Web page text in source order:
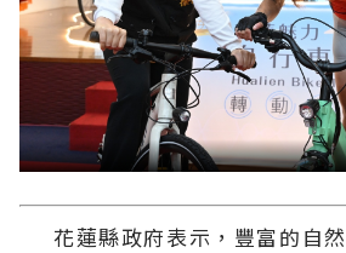
花蓮縣政府表示，豐富的自